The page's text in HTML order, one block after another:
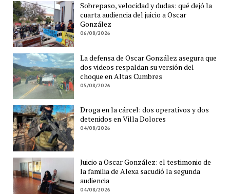
Sobrepaso, velocidad y dudas: qué dejó la
cuarta audiencia del juicio a Oscar
González
06/08/2026
La defensa de Oscar González asegura que
dos videos respaldan su versión del
choque en Altas Cumbres
05/08/2026
Droga en la cárcel: dos operativos y dos
detenidos en Villa Dolores
04/08/2026
Juicio a Oscar González: el testimonio de
la familia de Alexa sacudió la segunda
audiencia
04/08/2026